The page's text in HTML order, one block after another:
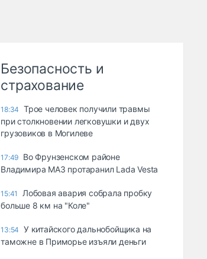
Безопасность и
страхование
18:34
Трое человек получили травмы
при столкновении легковушки и двух
грузовиков в Могилеве
17:49 Во Фрунзенском районе
Владимира МАЗ протаранил Lada Vesta
15:41
Лобовая авария собрала пробку
больше 8 км на "Коле"
13:54
У китайского дальнобойщика на
таможне в Приморье изъяли деньги